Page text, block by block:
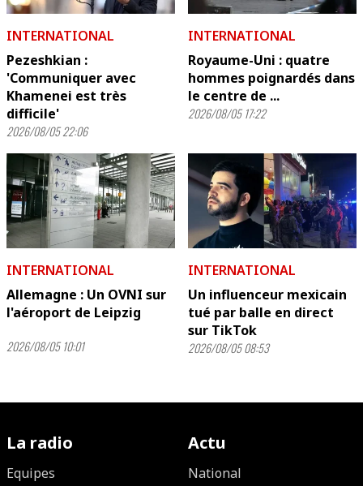
INTERNATIONAL
Pezeshkian :
'Communiquer avec
Khamenei est très
difficile'
2026/08/05 22:06
INTERNATIONAL
Royaume-Uni : quatre
hommes poignardés dans
le centre de ...
2026/08/05 17:22
INTERNATIONAL
Allemagne : Un OVNI sur
l'aéroport de Leipzig
2026/08/05 10:01
INTERNATIONAL
Un influenceur mexicain
tué par balle en direct
sur TikTok
2026/08/05 08:53
La radio
Equipes
Actu
National